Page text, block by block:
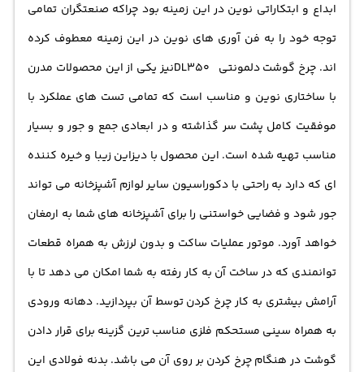
ابداع و ابتکاراتی نوین در این زمینه بود چراکه صنعتگران تمامی
توجه خود را به فن آوری های نوین در این زمینه معطوف کرده
اند. چرخ گوشت دلمونتی DL350نیز یکی از این محصولات مدرن
با ساختاری نوین و مناسب است که تمامی تست های عملکرد با
موفقیت کامل پشت سر گذاشته و در ابعادی جمع و جور و بسیار
مناسب تهیه شده است. این محصول با دیزاین زیبا و خیره کننده
ای که دارد به راحتی با دکوراسیون سایر لوازم آشپزخانه می تواند
جور شود و فضایی خواستنی را برای آشپزخانه های شما به ارمغان
خواهد آورد. موتور عملیات ساکت و بدون لرزش به همراه قطعات
توانمندی که در ساخت آن به کار رفته به شما امکان می دهد تا با
آرامش بیشتری به کار چرخ کردن توسط آن بپردازید. دهانه ورودی
به همراه سینی مستحکم فلزی مناسب ترین گزینه برای قرار دادن
گوشت در هنگام چرخ کردن بر روی آن می باشد. بدنه فولادی این